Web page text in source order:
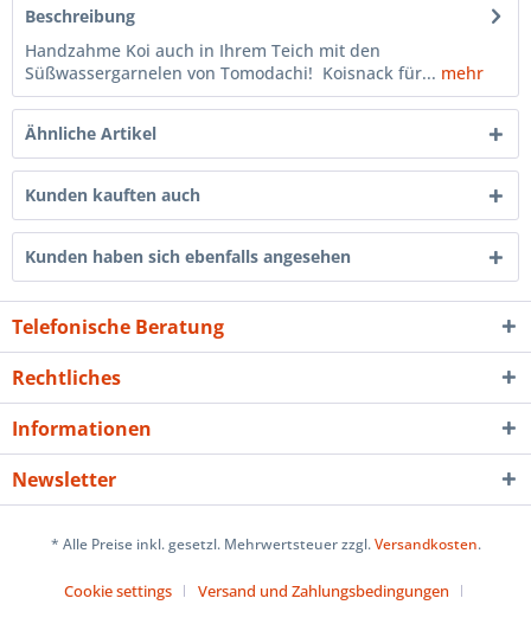
Beschreibung
Handzahme Koi auch in Ihrem Teich mit den
Süßwassergarnelen von Tomodachi! Koisnack für... mehr
Ähnliche Artikel
Kunden kauften auch
Kunden haben sich ebenfalls angesehen
Telefonische Beratung
Rechtliches
Informationen
Newsletter
* Alle Preise inkl. gesetzl. Mehrwertsteuer zzgl.Versandkosten.
Cookie settings
Versand und Zahlungsbedingungen